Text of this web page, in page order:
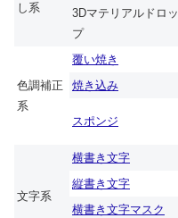
し系
3Dマテリアルドロッ
プ
色調補正
系
覆い焼き
焼き込み
スポンジ
文字系
横書き文字
縦書き文字
横書き文字マスク